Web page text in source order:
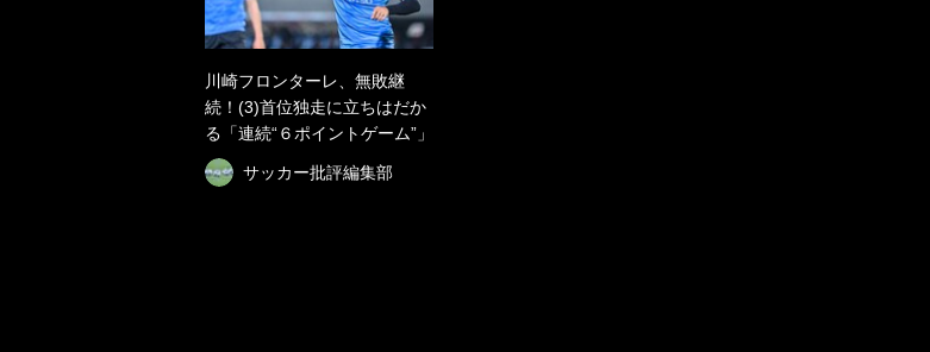
川崎フロンターレ、無敗継
続！(3)首位独走に立ちはだか
る「連続“６ポイントゲーム”」
サッカー批評編集部